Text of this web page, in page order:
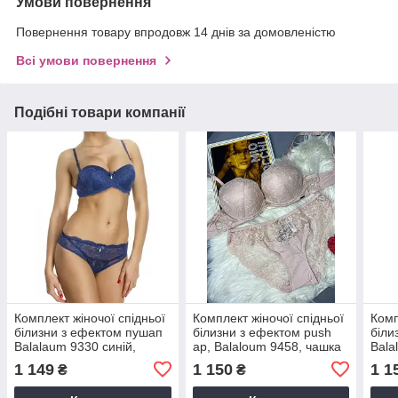
Повернення товару впродовж 14 днів за домовленістю
Всі умови повернення
Подібні товари компанії
Комплект жіночої спідньої
білизни з ефектом пушап
Balalaum 9330 синій,
1 149 ₴
Комплект жіночої спідньої
білизни з ефектом push
ap, Balaloum 9458, чашка
1 150₴ 1